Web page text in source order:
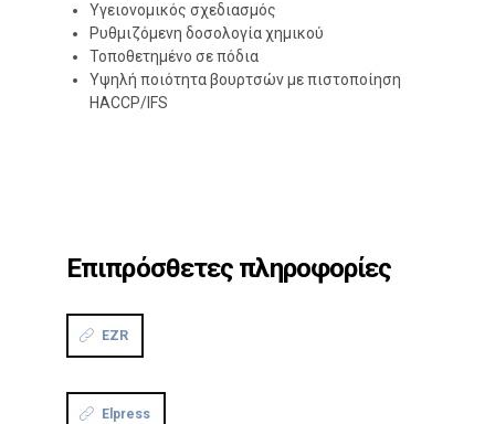
Υγειονομικός σχεδιασμός
Ρυθμιζόμενη δοσολογία χημικού
Τοποθετημένο σε πόδια
Υψηλή ποιότητα βουρτσών με πιστοποίηση
HACCP/IFS
Επιπρόσθετες πληροφορίες
EZR
Elpress